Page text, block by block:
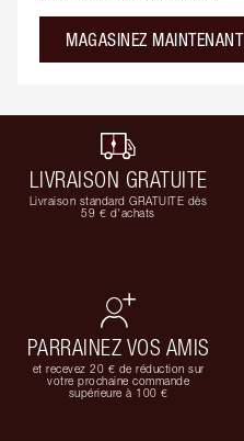
MAGASINEZ MAINTENANT
LIVRAISON GRATUITE
Livraison standard GRATUITE dès
59 € d'achats
PARRAINEZ VOS AMIS
et recevez 20 € de réduction sur
votre prochaine commande
supérieure à 100 €